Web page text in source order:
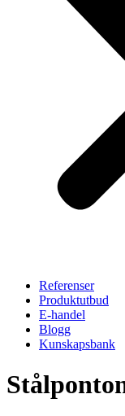
Referenser
Produktutbud
E-handel
Blogg
Kunskapsbank